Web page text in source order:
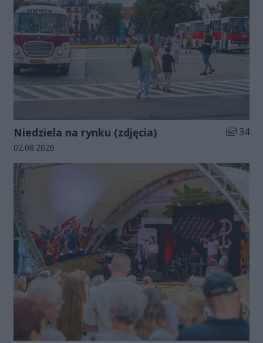
Niedziela na rynku (zdjęcia) Liczba
34
Data dodania galerii:
02.08.2026